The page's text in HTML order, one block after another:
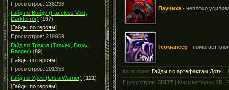
Просмотров: 236238
Гайд по Войду (Faceless Void,
Darkterror) (197)
[Гайды по героям]
Просмотров: 219959
Гайд по Траксе (Traxex, Drow
Ranger) (89)
[Гайды по героям]
Просмотров: 201353
Гайд по Урсе (Ursa Warrior) (121)
[Гайды по героям]
Паучиха - неплохо
Геомансер - помогает
Категория: Гайды по артефактам Доты |
Просмотров: 35177 | Комментарии: 25 |